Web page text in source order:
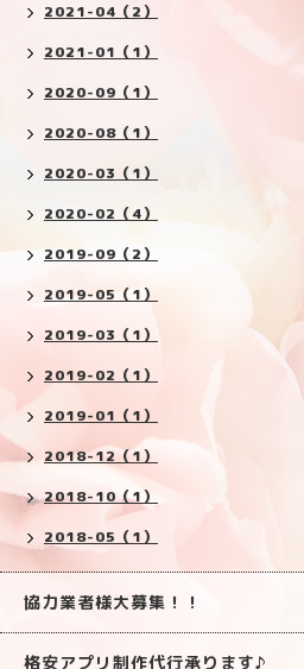
2021-04（2）
2021-01（1）
2020-09（1）
2020-08（1）
2020-03（1）
2020-02（4）
2019-09（2）
2019-05（1）
2019-03（1）
2019-02（1）
2019-01（1）
2018-12（1）
2018-10（1）
2018-05（1）
協力業者様大募集！！
格安アプリ制作代行承ります♪